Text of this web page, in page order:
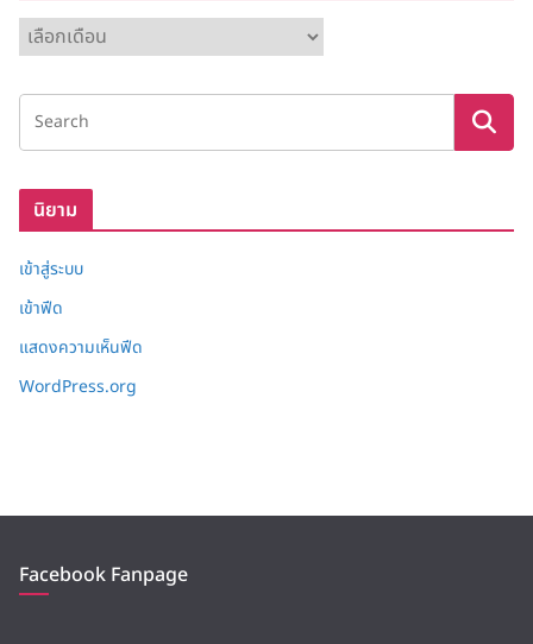
ลั
ง
ก็
นิยาม
เข้าสู่ระบบ
เข้าฟีด
แสดงความเห็นฟีด
WordPress.org
Facebook Fanpage